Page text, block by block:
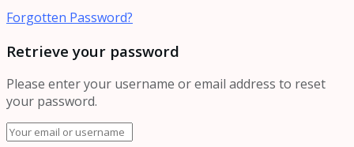
Forgotten Password?
Retrieve your password
Please enter your username or email address to reset
your password.